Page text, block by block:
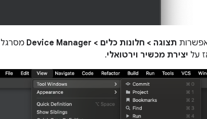
תצוגה > חלונות כלים > Device Manager
מסרגל
על יצירת מכשיר וירטואלי.